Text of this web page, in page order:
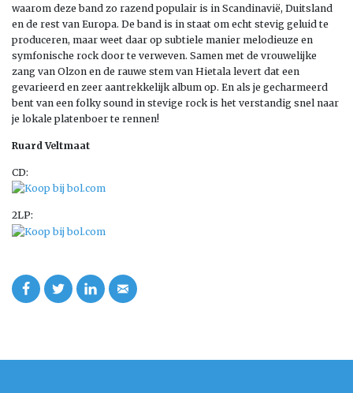
waarom deze band zo razend populair is in Scandinavië, Duitsland
en de rest van Europa. De band is in staat om echt stevig geluid te
produceren, maar weet daar op subtiele manier melodieuze en
symfonische rock door te verweven. Samen met de vrouwelijke
zang van Olzon en de rauwe stem van Hietala levert dat een
gevarieerd en zeer aantrekkelijk album op. En als je gecharmeerd
bent van een folky sound in stevige rock is het verstandig snel naar
je lokale platenboer te rennen!
Ruard Veltmaat
CD:
2LP: